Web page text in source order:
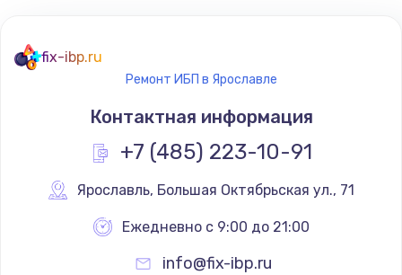
fix-ibp.ru
Ремонт ИБП в Ярославле
Контактная информация
+7 (485) 223-10-91
Ярославль, Большая Октябрьская ул., 71
Ежедневно с 9:00 до 21:00
info@fix-ibp.ru